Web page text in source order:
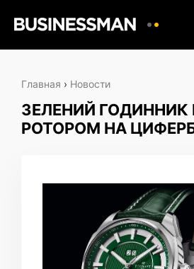
Главная › Новости
ЗЕЛЕНИЙ ГОДИННИК
РОТОРОМ НА